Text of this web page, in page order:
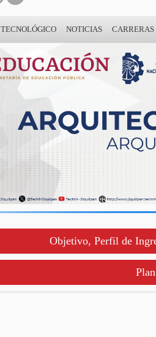
TECNOLÓGICO NOTICIAS CARRERAS
Objetivo, Perfil de